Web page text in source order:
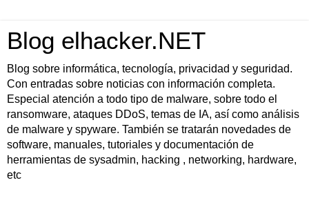
Blog elhacker.NET
Blog sobre informática, tecnología, privacidad y seguridad.
Con entradas sobre noticias con información completa.
Especial atención a todo tipo de malware, sobre todo el
ransomware, ataques DDoS, temas de IA, así como análisis
de malware y spyware. También se tratarán novedades de
software, manuales, tutoriales y documentación de
herramientas de sysadmin, hacking , networking, hardware,
etc